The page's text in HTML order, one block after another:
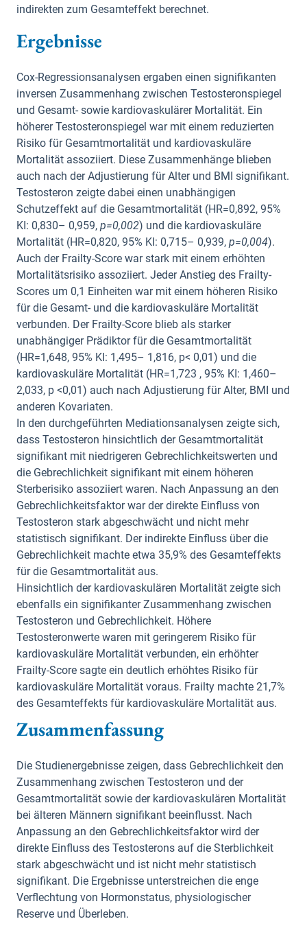
indirekten zum Gesamteffekt berechnet.
Ergebnisse
Cox-Regressionsanalysen ergaben einen signifikanten
inversen Zusammenhang zwischen Testosteronspiegel
und Gesamt- sowie kardiovaskulärer Mortalität. Ein
höherer Testosteronspiegel war mit einem reduzierten
Risiko für Gesamtmortalität und kardiovaskuläre
Mortalität assoziiert. Diese Zusammenhänge blieben
auch nach der Adjustierung für Alter und BMI signifikant.
Testosteron zeigte dabei einen unabhängigen
Schutzeffekt auf die Gesamtmortalität (HR=0,892, 95%
KI: 0,830– 0,959, p=0,002) und die kardiovaskuläre
Mortalität (HR=0,820, 95% KI: 0,715– 0,939, p=0,004).
Auch der Frailty-Score war stark mit einem erhöhten
Mortalitätsrisiko assoziiert. Jeder Anstieg des Frailty-
Scores um 0,1 Einheiten war mit einem höheren Risiko
für die Gesamt- und die kardiovaskuläre Mortalität
verbunden. Der Frailty-Score blieb als starker
unabhängiger Prädiktor für die Gesamtmortalität
(HR=1,648, 95% KI: 1,495– 1,816, p< 0,01) und die
kardiovaskuläre Mortalität (HR=1,723 , 95% KI: 1,460–
2,033, p <0,01) auch nach Adjustierung für Alter, BMI und
anderen Kovariaten.
In den durchgeführten Mediationsanalysen zeigte sich,
dass Testosteron hinsichtlich der Gesamtmortalität
signifikant mit niedrigeren Gebrechlichkeitswerten und
die Gebrechlichkeit signifikant mit einem höheren
Sterberisiko assoziiert waren. Nach Anpassung an den
Gebrechlichkeitsfaktor war der direkte Einfluss von
Testosteron stark abgeschwächt und nicht mehr
statistisch signifikant. Der indirekte Einfluss über die
Gebrechlichkeit machte etwa 35,9% des Gesamteffekts
für die Gesamtmortalität aus.
Hinsichtlich der kardiovaskulären Mortalität zeigte sich
ebenfalls ein signifikanter Zusammenhang zwischen
Testosteron und Gebrechlichkeit. Höhere
Testosteronwerte waren mit geringerem Risiko für
kardiovaskuläre Mortalität verbunden, ein erhöhter
Frailty-Score sagte ein deutlich erhöhtes Risiko für
kardiovaskuläre Mortalität voraus. Frailty machte 21,7%
des Gesamteffekts für kardiovaskuläre Mortalität aus.
Zusammenfassung
Die Studienergebnisse zeigen, dass Gebrechlichkeit den
Zusammenhang zwischen Testosteron und der
Gesamtmortalität sowie der kardiovaskulären Mortalität
bei älteren Männern signifikant beeinflusst. Nach
Anpassung an den Gebrechlichkeitsfaktor wird der
direkte Einfluss des Testosterons auf die Sterblichkeit
stark abgeschwächt und ist nicht mehr statistisch
signifikant. Die Ergebnisse unterstreichen die enge
Verflechtung von Hormonstatus, physiologischer
Reserve und Überleben.